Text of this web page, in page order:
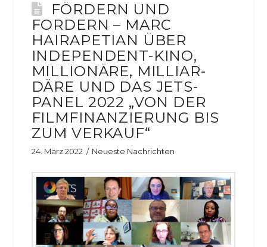
FÖRDERN UND
FORDERN – MARC
HAIRAPETIAN ÜBER
INDEPENDENT-KINO,
MILLIONÄRE, MILLIAR-
DÄRE UND DAS JETS-
PANEL 2022 „VON DER
FILMFINANZIERUNG BIS
ZUM VERKAUF“
24. März 2022 Neueste Nachrichten